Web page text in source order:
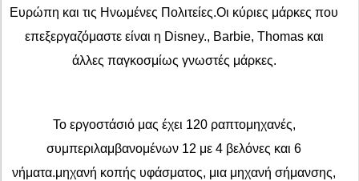
Ευρώπη και τις Ηνωμένες Πολιτείες.Οι κύριες μάρκες που
επεξεργαζόμαστε είναι η Disney., Barbie, Thomas και
άλλες παγκοσμίως γνωστές μάρκες.
Το εργοστάσιό μας έχει 120 ραπτομηχανές,
συμπεριλαμβανομένων 12 με 4 βελόνες και 6
νήματα.μηχανή κοπής υφάσματος, μια μηχανή σήμανσης,